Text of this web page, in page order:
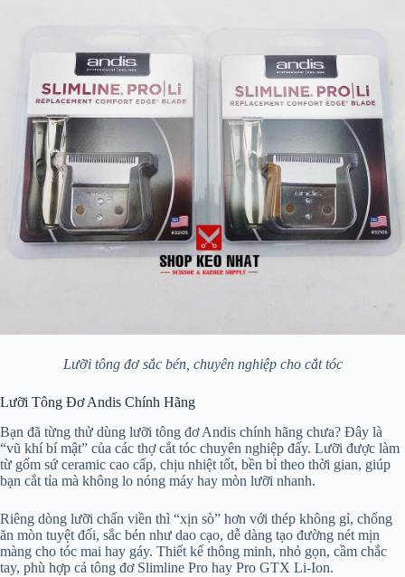
Lưỡi tông đơ sắc bén, chuyên nghiệp cho cắt tóc
Lưỡi Tông Đơ Andis Chính Hãng
Bạn đã từng thử dùng lưỡi tông đơ Andis chính hãng chưa? Đây là
“vũ khí bí mật” của các thợ cắt tóc chuyên nghiệp đấy. Lưỡi được làm
từ gốm sứ ceramic cao cấp, chịu nhiệt tốt, bền bỉ theo thời gian, giúp
bạn cắt tỉa mà không lo nóng máy hay mòn lưỡi nhanh.
Riêng dòng lưỡi chấn viền thì “xịn sò” hơn với thép không gỉ, chống
ăn mòn tuyệt đối, sắc bén như dao cạo, dễ dàng tạo đường nét mịn
màng cho tóc mai hay gáy. Thiết kế thông minh, nhỏ gọn, cầm chắc
tay, phù hợp cả tông đơ Slimline Pro hay Pro GTX Li-Ion.